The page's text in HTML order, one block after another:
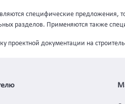
специфические предложения,
разделов. Применяются также
проектной документации на